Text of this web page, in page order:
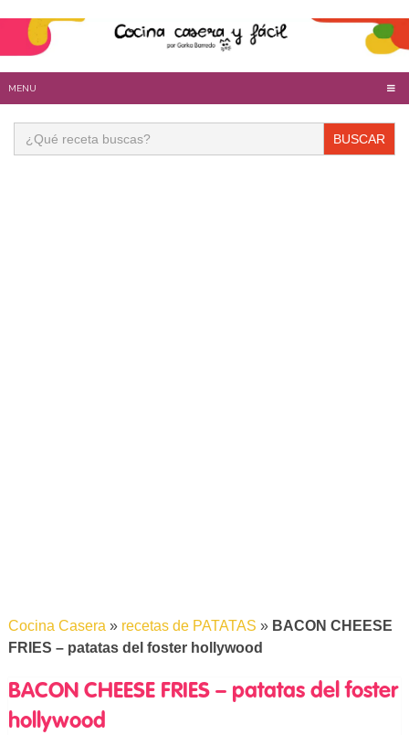
MENU
Buscar:
Cocina Casera» recetas de PATATAS » BACON CHEESE
FRIES – patatas del foster hollywood
BACON CHEESE FRIES – patatas del foster
hollywood